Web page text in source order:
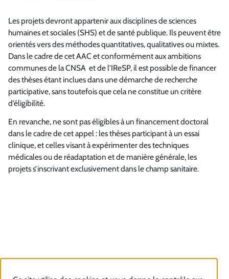
Les projets devront appartenir aux disciplines de sciences
humaines et sociales (SHS) et de santé publique. Ils peuvent être
orientés vers des méthodes quantitatives, qualitatives ou mixtes.
Dans le cadre de cet AAC et conformément aux ambitions
communes de la CNSA et de l’IReSP, il est possible de financer
des thèses étant inclues dans une démarche de recherche
participative, sans toutefois que cela ne constitue un critère
d’éligibilité.
En revanche, ne sont pas éligibles à un financement doctoral
dans le cadre de cet appel : les thèses participant à un essai
clinique, et celles visant à expérimenter des techniques
médicales ou de réadaptation et de manière générale, les
projets s’inscrivant exclusivement dans le champ sanitaire.